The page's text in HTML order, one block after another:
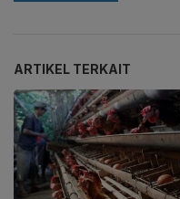
ARTIKEL TERKAIT